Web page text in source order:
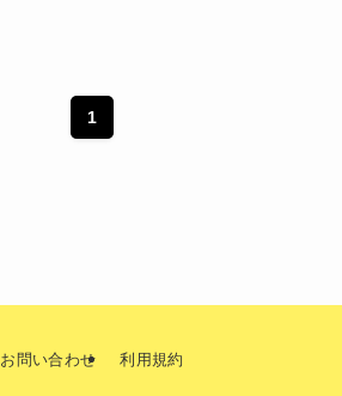
1
お問い合わせ 利用規約